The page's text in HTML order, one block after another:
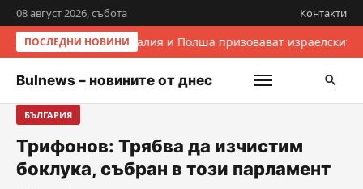
08 август 2026, събота Контакти
ПОСЛЕДНИ НОВИНИИталия и Полша призовават
Bulnews – новините от днес
БЪЛГАРИЯ
Трифонов: Трябва да изчистим
боклука, събран в този парламент